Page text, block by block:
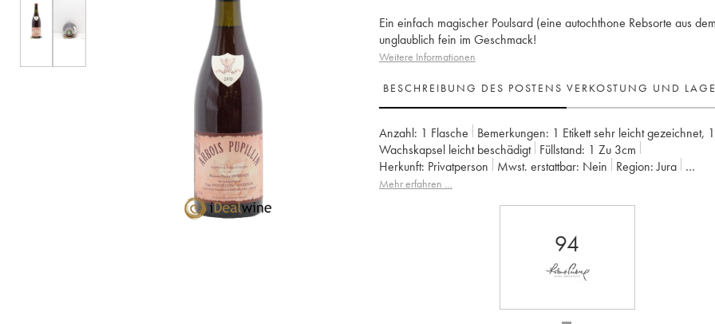
Ein einfach magischer Poulsard (eine autochthone Rebsorte aus
unglaublich fein im Geschmack!
Weitere Informationen
BESCHREIBUNG DES POSTENS VERKOSTUNG UND
Anzahl: 1 Flasche Bemerkungen: 1 Etikett sehr leicht gezeichnet, 1
Wachskapsel leicht beschädigt Füllstand: 1 Zu 3cm
Herkunft:
privatperson Mwst. erstattbar: nein Region: Jura
Appellation:
Arbois-Pupillin
Mehr erfahren …
94